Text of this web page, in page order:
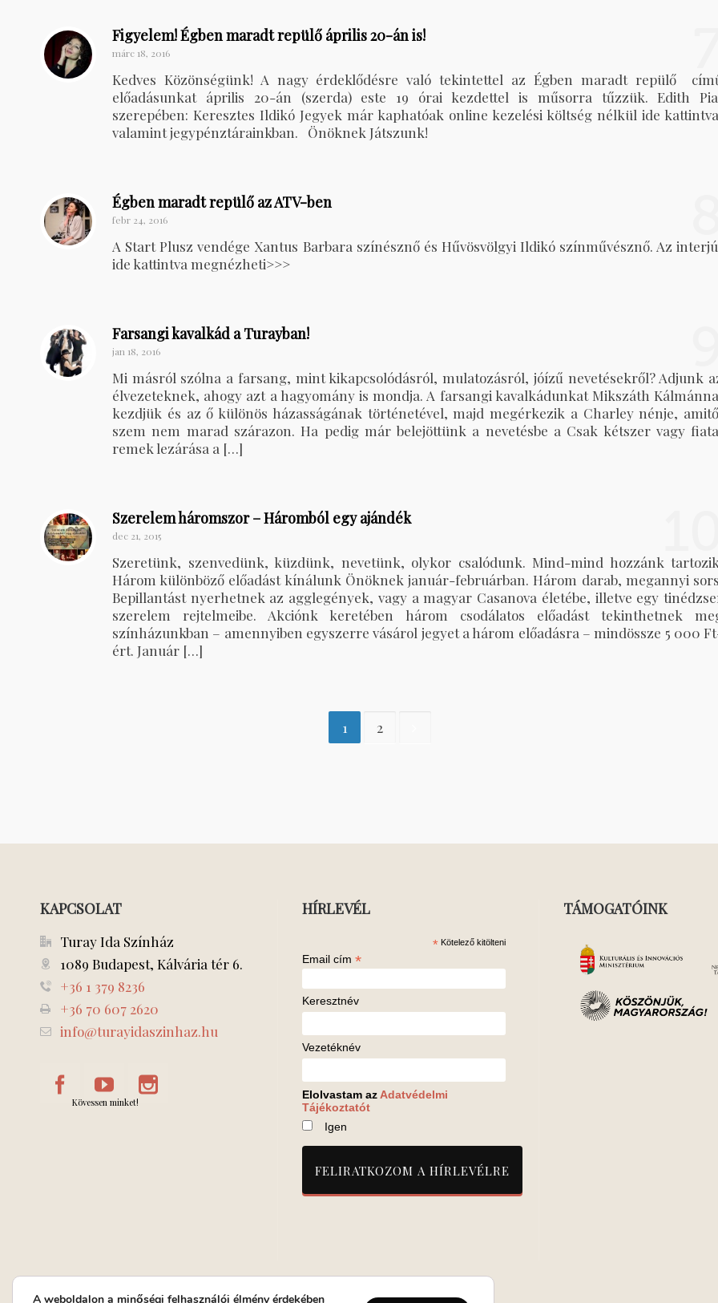
Figyelem! Égben maradt repülő április 20-án is!
márc 18, 2016
Kedves Közönségünk! A nagy érdeklődésre való tekintettel az Égben maradt repülő
előadásunkat április 20-án (szerda) este 19 órai kezdettel is műsorra tűzzük. Edith
szerepében: Keresztes Ildikó Jegyek már kaphatóak online kezelési költség nélkül ide
valamint jegypénztárainkban. Önöknek Játszunk!
Égben maradt repülő az ATV-ben
febr 24, 2016
A Start Plusz vendége Xantus Barbara színésznő és Hűvösvölgyi Ildikó színművésznő. Az
ide kattintva megnézheti>>>
Farsangi kavalkád a Turayban!
jan 18, 2016
Mi másról szólna a farsang, mint kikapcsolódásról, mulatozásról, jóízű nevetésekről? Adjunk
élvezeteknek, ahogy azt a hagyomány is mondja. A farsangi kavalkádunkat Mikszáth
kezdjük és az ő különös házasságának történetével, majd megérkezik a Charley nénje,
szem nem marad szárazon. Ha pedig már belejöttünk a nevetésbe a Csak kétszer vagy
remek lezárása a […]
Szerelem háromszor – Háromból egy ajándék
dec 21, 2015
Szeretünk, szenvedünk, küzdünk, nevetünk, olykor csalódunk. Mind-mind hozzánk
Három különböző előadást kínálunk Önöknek január-februárban. Három darab, megannyi
Bepillantást nyerhetnek az agglegények, vagy a magyar Casanova életébe, illetve egy
szerelem rejtelmeibe. Akciónk keretében három csodálatos előadást tekinthetnek
színházunkban – amennyiben egyszerre vásárol jegyet a három előadásra – mindössze 5 000
ért. Január […]
1 2
KAPCSOLAT
Turay Ida Színház
1089 Budapest, Kálvária tér 6.
+36 1 379 8236
+36 70 607 2620
info@turayidaszinhaz.hu
Kövessen minket!
HÍRLEVÉL
* Kötelező kitölteni
Email cím *
Keresztnév
Vezetéknév
Elolvastam az Adatvédelmi
Tájékoztatót
Igen
TÁMOGATÓINK
A weboldalon a minőségi felhasználói élmény érdekében